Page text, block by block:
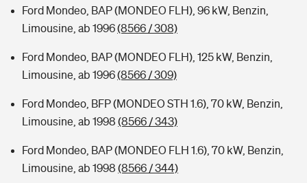
Ford Mondeo, BAP (MONDEO FLH), 96 kW, Benzin,
Limousine, ab 1996(8566 / 308)
Ford Mondeo, BAP (MONDEO FLH), 125 kW, Benzin,
Limousine, ab 1996(8566 / 309)
Ford Mondeo, BFP (MONDEO STH 1.6), 70 kW, Benzin,
Limousine, ab 1998 (8566 / 343)
Ford Mondeo, BAP (MONDEO FLH 1.6), 70 kW, Benzin,
Limousine, ab 1998 (8566 / 344)